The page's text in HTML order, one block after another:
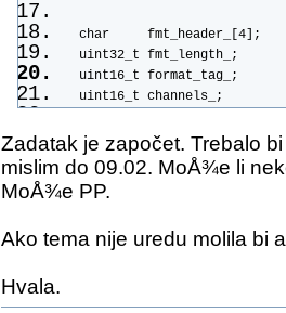
char     fmt_header_[4];
uint32_t fmt_length_;
uint16_t format_tag_;
uint16_t channels_;
uint32_t bytes_per_sec;
uint16_t frame_size_;
uint16_t bits_per_sample_;
uint32_t data_length_;
Zadatak je započet. Trebalo
mislim do 09.02. MoÅ¾e li
MoÅ¾e PP.
Ako tema nije uredu molila bi
Hvala.